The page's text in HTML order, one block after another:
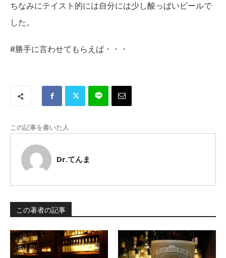
ちなみにテイスト的には自分には少し酸っぱいビールで
した。
#勝手に言わせてもらえば・・・
この記事を書いた人
Dr.てんま
この著者の記事